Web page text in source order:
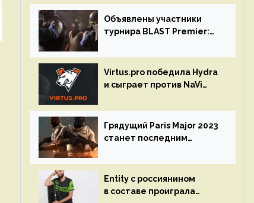
Объявлены участники
турнира BLAST Premier:
Virtus.pro победила Hydra
и сыграет против NaVi
Circuit
Грядущий Paris Major 2023
станет последним
GO
Entity с россиянином
в составе проиграла